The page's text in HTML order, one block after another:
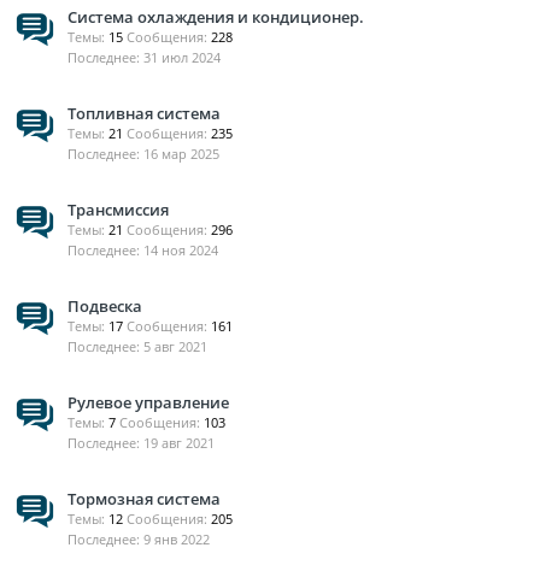
Система охлаждения и кондиционер.
Темы: 15 Сообщения: 228
31 июл 2024
Топливная система
Темы: 21 Сообщения: 235
16 мар 2025
Трансмиссия
Темы: 21 Сообщения: 296
14 ноя 2024
Подвеска
Темы: 17 Сообщения: 161
5 авг 2021
Рулевое управление
Темы: 7 Сообщения: 103
19 авг 2021
Тормозная система
Темы: 12 Сообщения: 205
9 янв 2022